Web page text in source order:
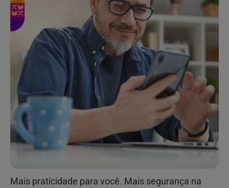
Mais praticidade para você. Mais segurança na